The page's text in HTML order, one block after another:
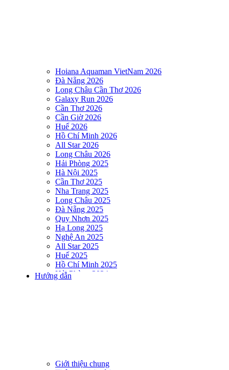
Hoiana Aquaman VietNam 2026
Đà Nẵng 2026
Long Châu Cần Thơ 2026
Galaxy Run 2026
Cần Thơ 2026
Cần Giờ 2026
Huế 2026
Hồ Chí Minh 2026
All Star 2026
Long Châu 2026
Hải Phòng 2025
Hà Nội 2025
Cần Thơ 2025
Nha Trang 2025
Long Châu 2025
Đà Nẵng 2025
Quy Nhơn 2025
Hạ Long 2025
Nghệ An 2025
All Star 2025
Huế 2025
Hồ Chí Minh 2025
Hải Phòng 2024
DNSE AQUAMAN VIETNAM 2024
DNSE AQUAMAN VIETNAM 2023
Hướng dẫn
Giới thiệu chung